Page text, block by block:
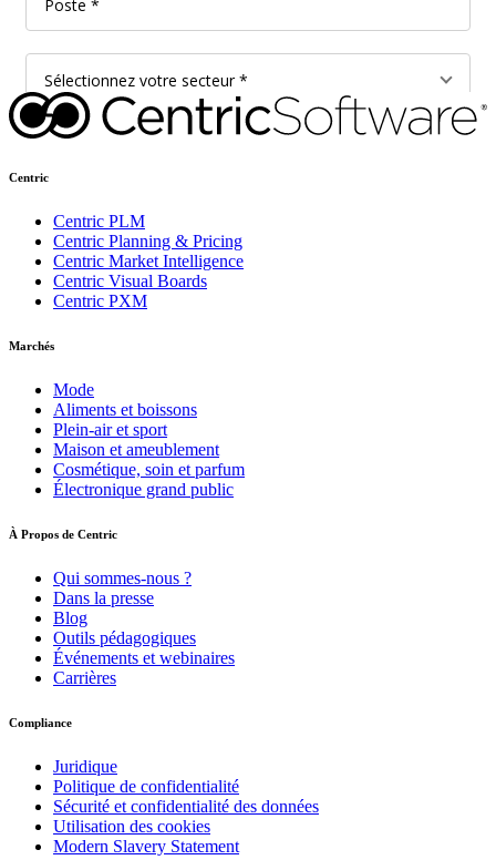
Centric
Centric PLM
Centric Planning & Pricing
Centric Market Intelligence
Centric Visual Boards
Centric PXM
Marchés
Mode
Aliments et boissons
Plein-air et sport
Maison et ameublement
Cosmétique, soin et parfum
Électronique grand public
À Propos de Centric
Qui sommes-nous ?
Dans la presse
Blog
Outils pédagogiques
Événements et webinaires
Carrières
Compliance
Juridique
Politique de confidentialité
Sécurité et confidentialité des données
Utilisation des cookies
Modern Slavery Statement